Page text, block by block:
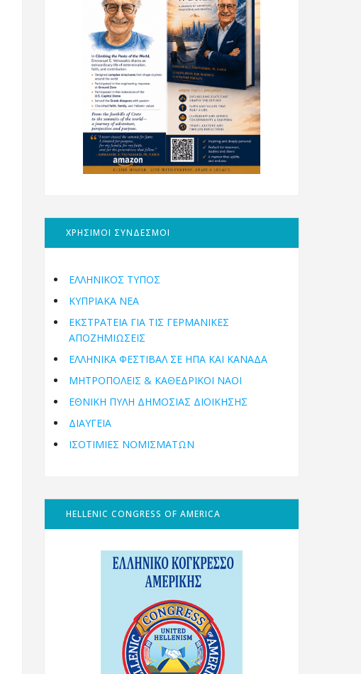
ΧΡΗΣΙΜΟΙ ΣΥΝΔΕΣΜΟΙ
ΕΛΛΗΝΙΚΟΣ ΤΥΠΟΣ
ΚΥΠΡΙΑΚΑ ΝΕΑ
ΕΚΣΤΡΑΤΕΙΑ ΓΙΑ ΤΙΣ ΓΕΡΜΑΝΙΚΕΣ
ΑΠΟΖΗΜΙΩΣΕΙΣ
ΕΛΛΗΝΙΚΆ ΦΕΣΤΙΒΆΛ ΣΕ ΗΠΑ ΚΑΙ ΚΑΝΑΔΑ
ΜΗΤΡΟΠΌΛΕΙΣ & ΚΑΘΕΔΡΙΚΟΊ ΝΑΟΊ
ΕΘΝΙΚΉ ΠΎΛΗ ΔΗΜΌΣΙΑΣ ΔΙΟΊΚΗΣΗΣ
ΔΙΑΥΓΕΙΑ
ΙΣΟΤΙΜΙΕΣ ΝΟΜΙΣΜΑΤΩΝ
HELLENIC CONGRESS OF AMERICA